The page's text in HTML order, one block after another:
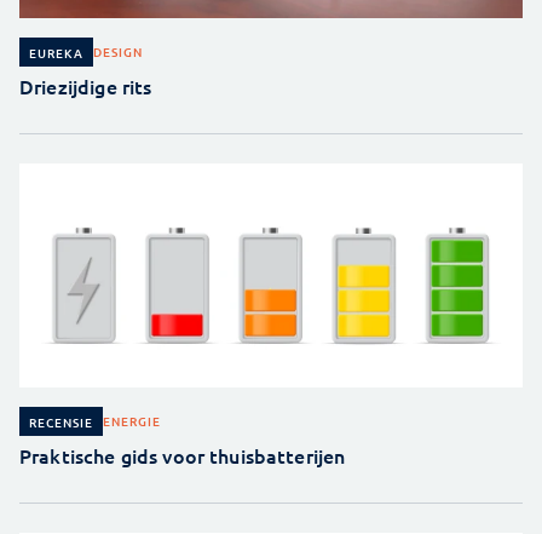
EUREKA DESIGN
Driezijdige rits
RECENSIE ENERGIE
Praktische gids voor thuisbatterijen